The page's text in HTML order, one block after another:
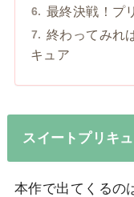
最終決戦！プ
終わってみれ
キュア
スイートプリキ
本作で出てくるの